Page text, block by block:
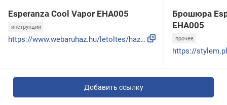
Esperanza Cool Vapor EHA005
инструкции
https://www.webaruhaz.hu/letoltes/haztartasi-gepek/esperanz...
Брошюра
EHA005
прочее
Добавить ссылку